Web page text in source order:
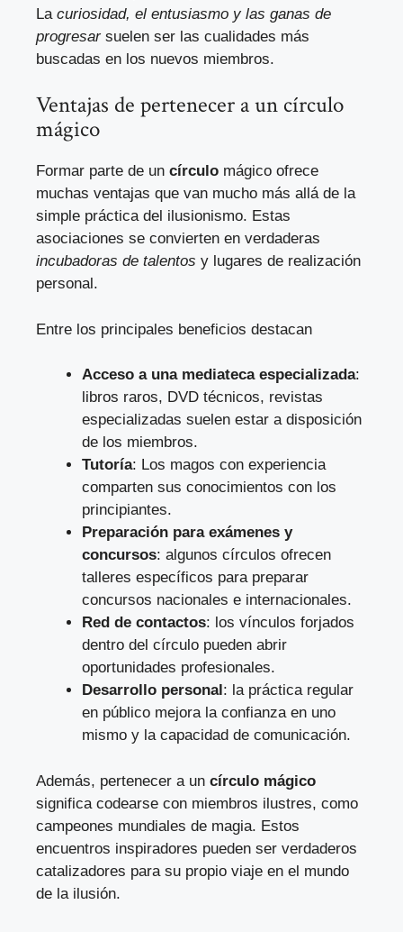
La curiosidad, el entusiasmo y las ganas de
progresarsuelen ser las cualidades más
buscadas en los nuevos miembros.
Ventajas de pertenecer a un círculo
mágico
Formar parte de un círculo mágico ofrece
muchas ventajas que van mucho más allá de la
simple práctica del ilusionismo. Estas
asociaciones se convierten en verdaderas
incubadoras de talentos y lugares de realización
personal.
Entre los principales beneficios destacan
Acceso a una mediateca especializada:
libros raros, DVD técnicos, revistas
especializadas suelen estar a disposición
de los miembros.
Tutoría: Los magos con experiencia
comparten sus conocimientos con los
principiantes.
Preparación para exámenes y
concursos: algunos círculos ofrecen
talleres específicos para preparar
concursos nacionales e internacionales.
Red de contactos: los vínculos forjados
dentro del círculo pueden abrir
oportunidades profesionales.
Desarrollo personal: la práctica regular
en público mejora la confianza en uno
mismo y la capacidad de comunicación.
Además, pertenecer a un círculo mágico
significa codearse con miembros ilustres, como
campeones mundiales de magia. Estos
encuentros inspiradores pueden ser verdaderos
catalizadores para su propio viaje en el mundo
de la ilusión.